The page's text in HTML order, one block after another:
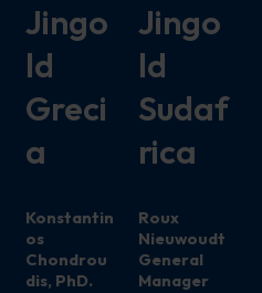
Jingo
ld
Greci
a
Konstantin
os
Chondrou
dis, PhD.
Jingo
ld
Sudaf
rica
Roux
Nieuwoudt
General
Manager